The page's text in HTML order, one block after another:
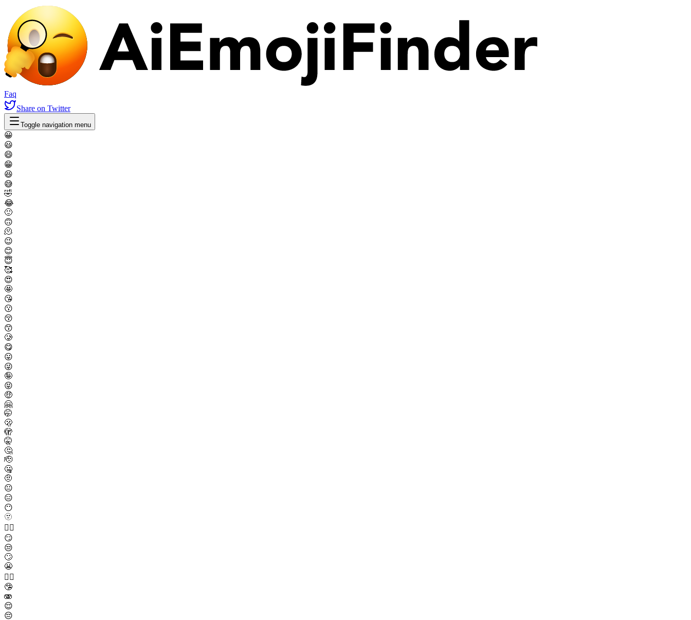
Faq
Share on Twitter
Toggle navigation menu
😀
😃
😄
😁
😆
😅
🤣
😂
🙂
🙃
🫠
😉
😊
😇
🥰
😍
🤩
😘
😗
😚
😙
🥲
😋
😛
😜
🤪
😝
🤑
🤗
🤭
🫢
🫣
🤫
🤔
🫡
🤐
🤨
😐
😑
😶
🫥
😶‍🌫️
😏
😒
🙄
😬
😮‍💨
🤥
🫨
😌
😔